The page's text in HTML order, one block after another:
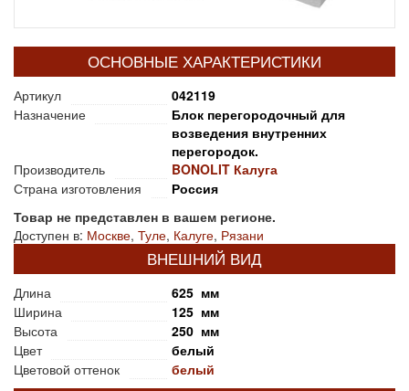
ОСНОВНЫЕ ХАРАКТЕРИСТИКИ
Артикул
042119
Назначение
Блок перегородочный для
возведения внутренних
перегородок.
Производитель
BONOLIT Калуга
Страна изготовления
Россия
Товар не представлен в вашем регионе.
Доступен в: Москве, Туле, Калуге, Рязани
ВНЕШНИЙ ВИД
Длина
625 мм
Ширина
125 мм
Высота
250 мм
Цвет
белый
Цветовой оттенок
белый